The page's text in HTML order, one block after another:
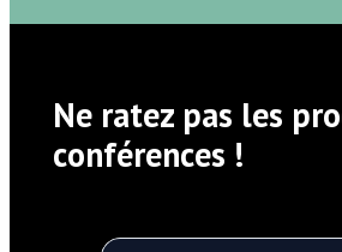
Ne ratez pas les
conférences !